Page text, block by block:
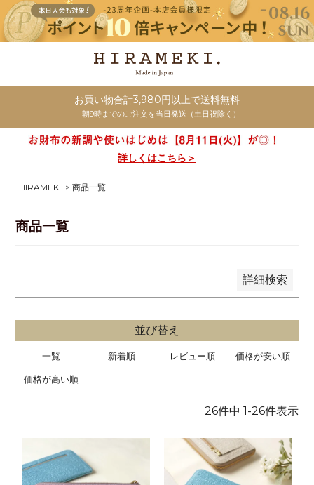
お買い物合計3,980円以上で送料無料
朝9時までのご注文を当日発送（土日祝除く）
詳しくはこちら＞
HIRAMEKI. 商品一覧
商品一覧
詳細検索
商品番号/JANコード
登録順
価格が安い順
価格が高い順
レビュー順
並び替え
一覧 新着順 レビュー順 価格が安い順
価格が高い順
26件中 1 -26件表示